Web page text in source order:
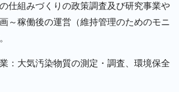
仕組みづくりの政策調査及び研究事業や
～稼働後の運営（維持管理のためのモニ
：大気汚染物質の測定・調査、環境保全